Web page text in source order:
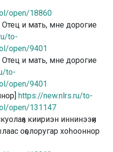
open/18860
Отец и мать, мне дорогие
to-
open/9401
Отец и мать, мне дорогие
to-
open/9401
https://new.nlrs.ru/to-
open/131147
киириэн иннинээҕи
оҕолоругар хоһооннор